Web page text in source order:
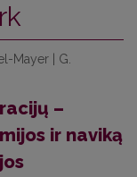
Mayer | G.
–
ir naviką